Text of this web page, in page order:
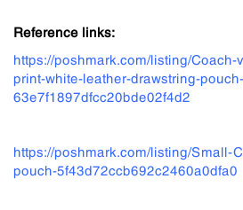
Reference links:
https://poshmark.com/listing/
print-white-leather-drawstring-pouch-
63e7f1897dfcc20bde02f4d2
https://poshmark.com/listing/Small-
pouch-5f43d72ccb692c2460a0dfa0